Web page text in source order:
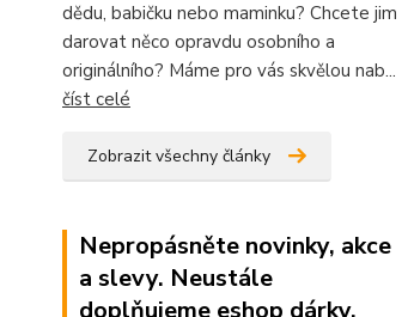
dědu, babičku nebo maminku? Chcete jim
darovat něco opravdu osobního a
originálního? Máme pro vás skvělou nab...
číst celé
Zobrazit všechny články
Nepropásněte novinky, akce
a slevy. Neustále
doplňujeme eshop dárky,